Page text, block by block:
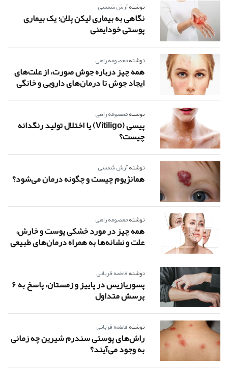
نوشتهآرش شمسی
نگاهی به بیماری لیکن پلان؛ یک بیماری
پوستی خودایمنی
نوشتهمعصومه راهی
همه چیز درباره جوش صورت، از علت‌های
ایجاد جوش تا درمان‌های دارویی و خانگی
نوشتهمعصومه راهی
پیسی (Vitiligo) یا اختلال تولید رنگدانه
چیست؟
نوشتهآرش شمسی
همانژیوم چیست و چگونه درمان می‌شود؟
نوشتهمعصومه راهی
همه چیز در مورد خشکی پوست و خارش،
علت و نشانه‌ها به همراه درمان‌های طبیعی
نوشتهفاطمه قربانی
پسوریازیس در پاییز و زمستان، پاسخ به 6
پرسش متداول
نوشتهفاطمه قربانی
راش‌های پوستی سندرم شیرین چه زمانی
به وجود می‌آیند؟